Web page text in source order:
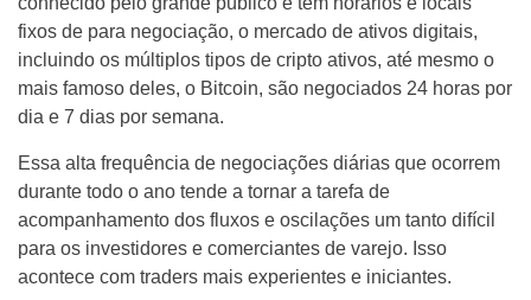
fixos de para negociação, o mercado de ativos digitais,
incluindo os múltiplos tipos de cripto ativos, até mesmo o
mais famoso deles, o Bitcoin, são negociados 24 horas por
dia e 7 dias por semana.
Essa alta frequência de negociações diárias que ocorrem
durante todo o ano tende a tornar a tarefa de
acompanhamento dos fluxos e oscilações um tanto difícil
para os investidores e comerciantes de varejo. Isso
acontece com traders mais experientes e iniciantes.